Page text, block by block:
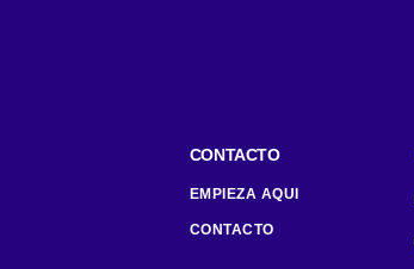
CONTACTO
EMPIEZA AQUI
CONTACTO